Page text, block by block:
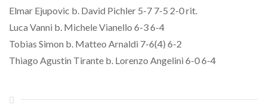
Elmar Ejupovic b. David Pichler 5-7 7-5 2-0 rit.
Luca Vanni b. Michele Vianello 6-3 6-4
Tobias Simon b. Matteo Arnaldi 7-6(4) 6-2
Thiago Agustin Tirante b. Lorenzo Angelini 6-0 6-4